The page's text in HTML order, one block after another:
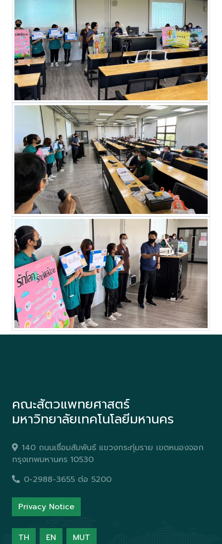
คณะสัตวแพทยศาสตร์
มหาวิทยาลัยเทคโนโลยีมหานคร
140 ถนนเชื่อมสัมพันธ์ แขวงกระทุ่มราย เขตหนองจอก
กรุงเทพมหานคร 10530
0-2988-3655 ต่อ 5200
Privacy Notice
TH EN MUT